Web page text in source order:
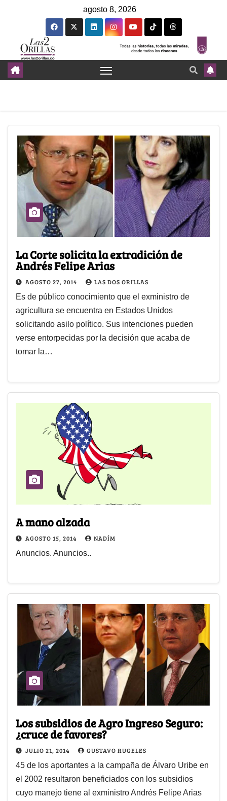
agosto 8, 2026
La Corte solicita la extradición de
Andrés Felipe Arias
AGOSTO 27, 2014 LAS DOS ORILLAS
Es de público conocimiento que el exministro de
agricultura se encuentra en Estados Unidos
solicitando asilo político. Sus intenciones pueden
verse entorpecidas por la decisión que acaba de
tomar la…
A mano alzada
AGOSTO 15, 2014 NADÍM
Anuncios. Anuncios..
Los subsidios de Agro Ingreso Seguro:
¿cruce de favores?
JULIO 21, 2014 GUSTAVO RUGELES
45 de los aportantes a la campaña de Álvaro Uribe en
el 2002 resultaron beneficiados con los subsidios
cuyo manejo tiene al exministro Andrés Felipe Arias